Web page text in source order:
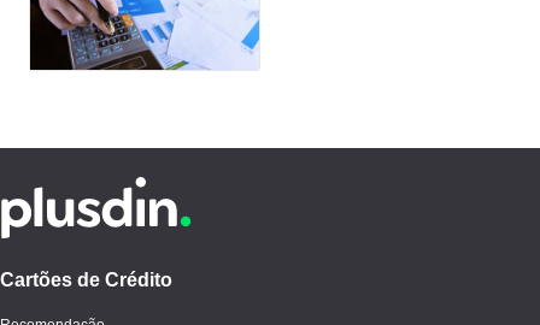
Cartões de Crédito